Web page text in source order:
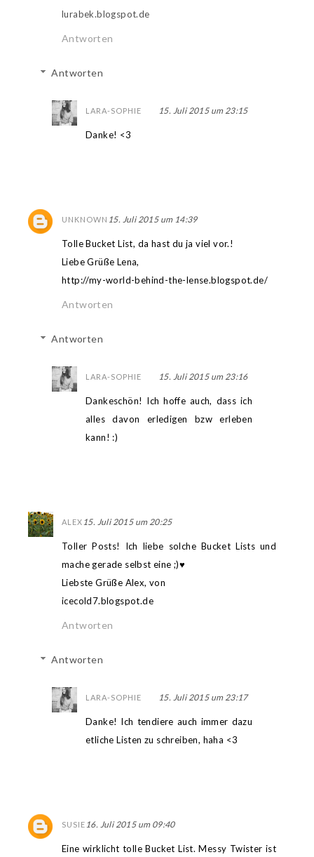
lurabek.blogspot.de
Antworten
Antworten
LARA-SOPHIE 15. Juli 2015 um 23:15
Danke! <3
UNKNOWN 15. Juli 2015 um 14:39
Tolle Bucket List, da hast du ja viel vor.!
Liebe Grüße Lena,
http://my-world-behind-the-lense.blogspot.de/
Antworten
Antworten
LARA-SOPHIE 15. Juli 2015 um 23:16
Dankeschön! Ich hoffe auch, dass ich
alles davon erledigen bzw erleben
kann! :)
ALEX15. Juli 2015 um 20:25
Toller Posts! Ich liebe solche Bucket Lists und
mache gerade selbst eine ;)♥
Liebste Grüße Alex, von
icecold7.blogspot.de
Antworten
Antworten
LARA-SOPHIE 15. Juli 2015 um 23:17
Danke! Ich tendiere auch immer dazu
etliche Listen zu schreiben, haha <3
SUSIE16. Juli 2015 um 09:40
Eine wirklicht tolle Bucket List. Messy Twister ist